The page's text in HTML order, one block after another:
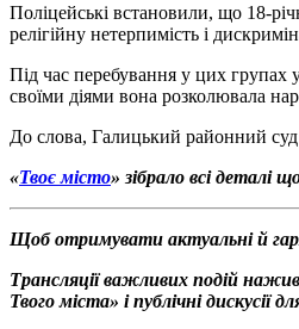
Поліцейські встановили, що 18-
релігійну нетерпимість і
Під час перебування у цих групах
своїми діями вона розколювала
До слова, Галицький районний суд
«Твоє місто» зібрало всі деталі
Щоб отримувати актуальні й
Трансляції важливих подій
Твого міста» і публічні